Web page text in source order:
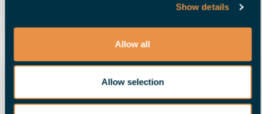
Show details
Allow all
Allow selection